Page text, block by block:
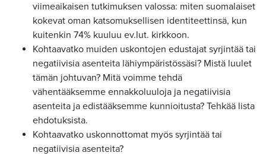
viimeaikaisen tutkimuksen valossa: miten suomalaiset
kokevat oman katsomuksellisen identiteettinsä, kun
kuitenkin 74% kuuluu ev.lut. kirkkoon.
Kohtaavatko muiden uskontojen edustajat syrjintää tai
negatiivisia asenteita lähiympäristössäsi? Mistä luulet
tämän johtuvan? Mitä voimme tehdä
vähentääksemme ennakkoluuloja ja negatiivisia
asenteita ja edistääksemme kunnioitusta? Tehkää lista
ehdotuksista.
Kohtaavatko uskonnottomat myös syrjintää tai
negatiivisia asenteita?